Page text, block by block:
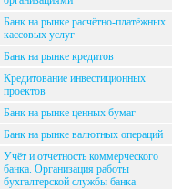
Банк на рынке расчётно-платёжных
кассовых услуг
Банк на рынке кредитов
Кредитование инвестиционных
проектов
Банк на рынке ценных бумаг
Банк на рынке валютных операций
Учёт и отчетность коммерческого
банка. Организация работы
бухгалтерской службы банка